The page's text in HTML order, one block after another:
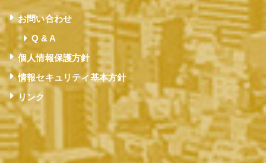
お問い合わせ
Q & A
個人情報保護方針
情報セキュリティ基本方針
リンク